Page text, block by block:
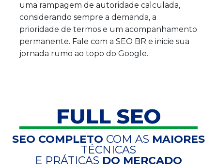
uma rampagem de autoridade calculada,
considerando sempre a demanda, a
prioridade de termos e um acompanhamento
permanente. Fale com a SEO BR e inicie sua
jornada rumo ao topo do Google.
FULL SEO
SEO COMPLETO COM AS MAIORES
TÉCNICAS
E PRÁTICAS DO MERCADO